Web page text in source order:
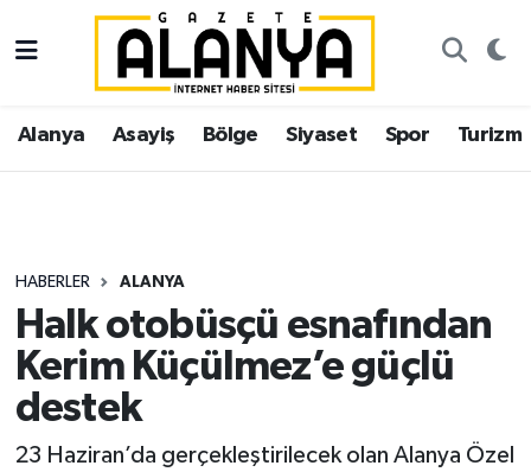
Alanya Asayiş Bölge Siyaset Spor Turizm
HABERLER ALANYA
Halk otobüsçü esnafından
Kerim Küçülmez’e güçlü
destek
23 Haziran’da gerçekleştirilecek olan Alanya Özel
Alanya
Asayiş
Siyaset
Spor
Turizm
Ekonomi
İstanbul Nöbetçi Eczaneler
İstanbul Hava Durumu
Süper Lig Puan Durumu ve Fikstür
Tüm Manşetler
Son Dakika Haberleri
Haber Arşivi